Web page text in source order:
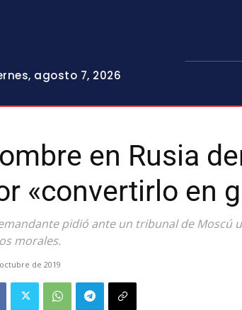
agosto 7, 2026
en Rusia
«convertirlo en
pidió ante un tribunal de Moscú
morales.
de 2019